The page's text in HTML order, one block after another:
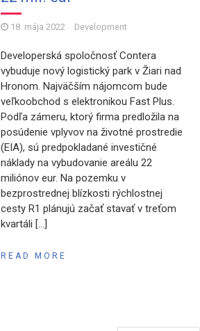
18. mája 2022 Development
Developerská spoločnosť Contera
vybuduje nový logistický park v Žiari nad
Hronom. Najväčším nájomcom bude
veľkoobchod s elektronikou Fast Plus.
Podľa zámeru, ktorý firma predložila na
posúdenie vplyvov na životné prostredie
(EIA), sú predpokladané investičné
náklady na vybudovanie areálu 22
miliónov eur. Na pozemku v
bezprostrednej blízkosti rýchlostnej
cesty R1 plánujú začať stavať v treťom
kvartáli […]
READ MORE